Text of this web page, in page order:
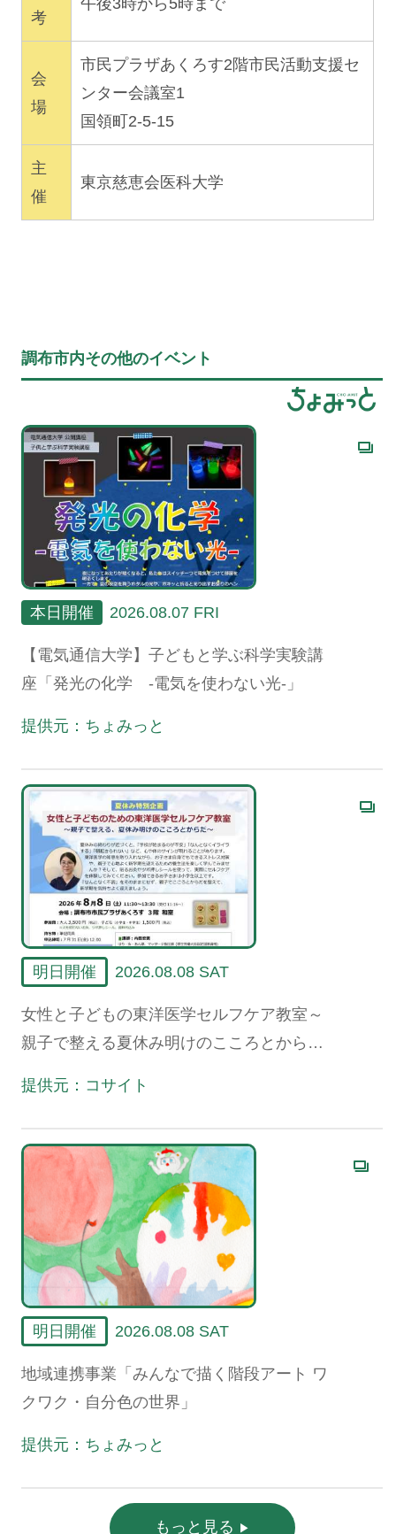
考
午後3時から5時まで
会
場
市民プラザあくろす2階市民活動支援セ
ンター会議室1
国領町2-5-15
主
催
東京慈恵会医科大学
調布市内その他のイベント
本日開催 2026.08.07 FRI
【電気通信大学】子どもと学ぶ科学実験講
座「発光の化学 -電気を使わない光-」
提供元：ちょみっと
明日開催 2026.08.08 SAT
女性と子どもの東洋医学セルフケア教室～
親子で整える夏休み明けのこころとからだ
提供元：コサイト
明日開催 2026.08.08 SAT
地域連携事業「みんなで描く階段アート ワ
クワク・自分色の世界」
提供元：ちょみっと
もっと見る